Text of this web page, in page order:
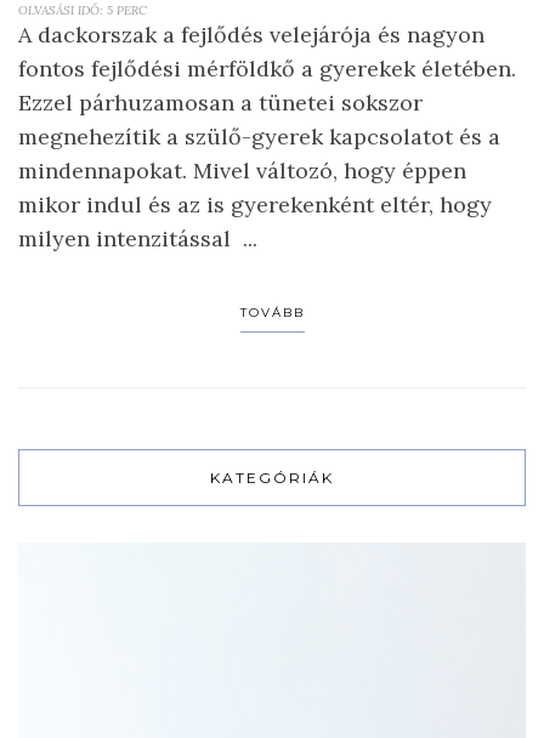
OLVASÁSI IDŐ: 5 PERC
A dackorszak a fejlődés velejárója és nagyon
fontos fejlődési mérföldkő a gyerekek életében.
Ezzel párhuzamosan a tünetei sokszor
megnehezítik a szülő-gyerek kapcsolatot és a
mindennapokat. Mivel változó, hogy éppen
mikor indul és az is gyerekenként eltér, hogy
milyen intenzitással ...
TOVÁBB
KATEGÓRIÁK